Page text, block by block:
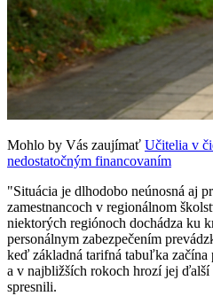
Mohlo by Vás zaujímať Učitelia v
nedostatočným financovaním
"Situácia je dlhodobo neúnosná aj
zamestnancoch v regionálnom
niektorých regiónoch dochádza ku
personálnym zabezpečením
keď základná tarifná tabuľka
a v najbližších rokoch hrozí jej
spresnili.